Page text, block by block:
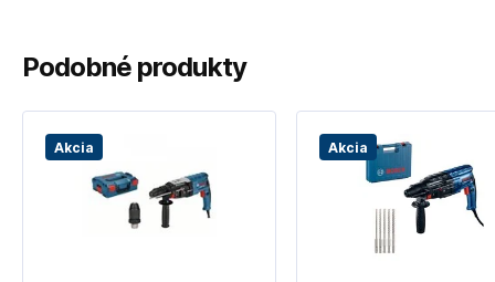
Podobné produkty
Akcia Akcia